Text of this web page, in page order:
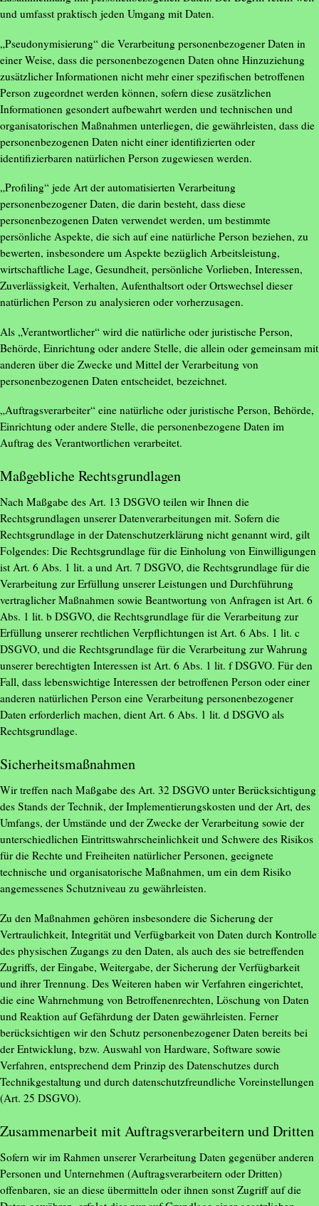
und umfasst praktisch jeden Umgang mit Daten.
„Pseudonymisierung“ die Verarbeitung personenbezogener Daten in
einer Weise, dass die personenbezogenen Daten ohne Hinzuziehung
zusätzlicher Informationen nicht mehr einer spezifischen betroffenen
Person zugeordnet werden können, sofern diese zusätzlichen
Informationen gesondert aufbewahrt werden und technischen und
organisatorischen Maßnahmen unterliegen, die gewährleisten, dass die
personenbezogenen Daten nicht einer identifizierten oder
identifizierbaren natürlichen Person zugewiesen werden.
„Profiling“ jede Art der automatisierten Verarbeitung
personenbezogener Daten, die darin besteht, dass diese
personenbezogenen Daten verwendet werden, um bestimmte
persönliche Aspekte, die sich auf eine natürliche Person beziehen, zu
bewerten, insbesondere um Aspekte bezüglich Arbeitsleistung,
wirtschaftliche Lage, Gesundheit, persönliche Vorlieben, Interessen,
Zuverlässigkeit, Verhalten, Aufenthaltsort oder Ortswechsel dieser
natürlichen Person zu analysieren oder vorherzusagen.
Als „Verantwortlicher“ wird die natürliche oder juristische Person,
Behörde, Einrichtung oder andere Stelle, die allein oder gemeinsam mit
anderen über die Zwecke und Mittel der Verarbeitung von
personenbezogenen Daten entscheidet, bezeichnet.
„Auftragsverarbeiter“ eine natürliche oder juristische Person, Behörde,
Einrichtung oder andere Stelle, die personenbezogene Daten im
Auftrag des Verantwortlichen verarbeitet.
Maßgebliche Rechtsgrundlagen
Nach Maßgabe des Art. 13 DSGVO teilen wir Ihnen die
Rechtsgrundlagen unserer Datenverarbeitungen mit. Sofern die
Rechtsgrundlage in der Datenschutzerklärung nicht genannt wird, gilt
Folgendes: Die Rechtsgrundlage für die Einholung von Einwilligungen
ist Art. 6 Abs. 1 lit. a und Art. 7 DSGVO, die Rechtsgrundlage für die
Verarbeitung zur Erfüllung unserer Leistungen und Durchführung
vertraglicher Maßnahmen sowie Beantwortung von Anfragen ist Art. 6
Abs. 1 lit. b DSGVO, die Rechtsgrundlage für die Verarbeitung zur
Erfüllung unserer rechtlichen Verpflichtungen ist Art. 6 Abs. 1 lit. c
DSGVO, und die Rechtsgrundlage für die Verarbeitung zur Wahrung
unserer berechtigten Interessen ist Art. 6 Abs. 1 lit. f DSGVO. Für den
Fall, dass lebenswichtige Interessen der betroffenen Person oder einer
anderen natürlichen Person eine Verarbeitung personenbezogener
Daten erforderlich machen, dient Art. 6 Abs. 1 lit. d DSGVO als
Rechtsgrundlage.
Sicherheitsmaßnahmen
Wir treffen nach Maßgabe des Art. 32 DSGVO unter Berücksichtigung
des Stands der Technik, der Implementierungskosten und der Art, des
Umfangs, der Umstände und der Zwecke der Verarbeitung sowie der
unterschiedlichen Eintrittswahrscheinlichkeit und Schwere des Risikos
für die Rechte und Freiheiten natürlicher Personen, geeignete
technische und organisatorische Maßnahmen, um ein dem Risiko
angemessenes Schutzniveau zu gewährleisten.
Zu den Maßnahmen gehören insbesondere die Sicherung der
Vertraulichkeit, Integrität und Verfügbarkeit von Daten durch Kontrolle
des physischen Zugangs zu den Daten, als auch des sie betreffenden
Zugriffs, der Eingabe, Weitergabe, der Sicherung der Verfügbarkeit
und ihrer Trennung. Des Weiteren haben wir Verfahren eingerichtet,
die eine Wahrnehmung von Betroffenenrechten, Löschung von Daten
und Reaktion auf Gefährdung der Daten gewährleisten. Ferner
berücksichtigen wir den Schutz personenbezogener Daten bereits bei
der Entwicklung, bzw. Auswahl von Hardware, Software sowie
Verfahren, entsprechend dem Prinzip des Datenschutzes durch
Technikgestaltung und durch datenschutzfreundliche Voreinstellungen
(Art. 25 DSGVO).
Zusammenarbeit mit Auftragsverarbeitern und Dritten
Sofern wir im Rahmen unserer Verarbeitung Daten gegenüber anderen
Personen und Unternehmen (Auftragsverarbeitern oder Dritten)
offenbaren, sie an diese übermitteln oder ihnen sonst Zugriff auf die